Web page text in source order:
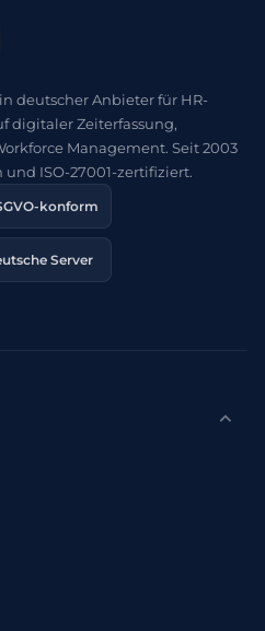
deutscher Anbieter für HR-
digitaler Zeiterfassung,
Management. Seit 2003
und ISO-27001-zertifiziert.
konform
Server